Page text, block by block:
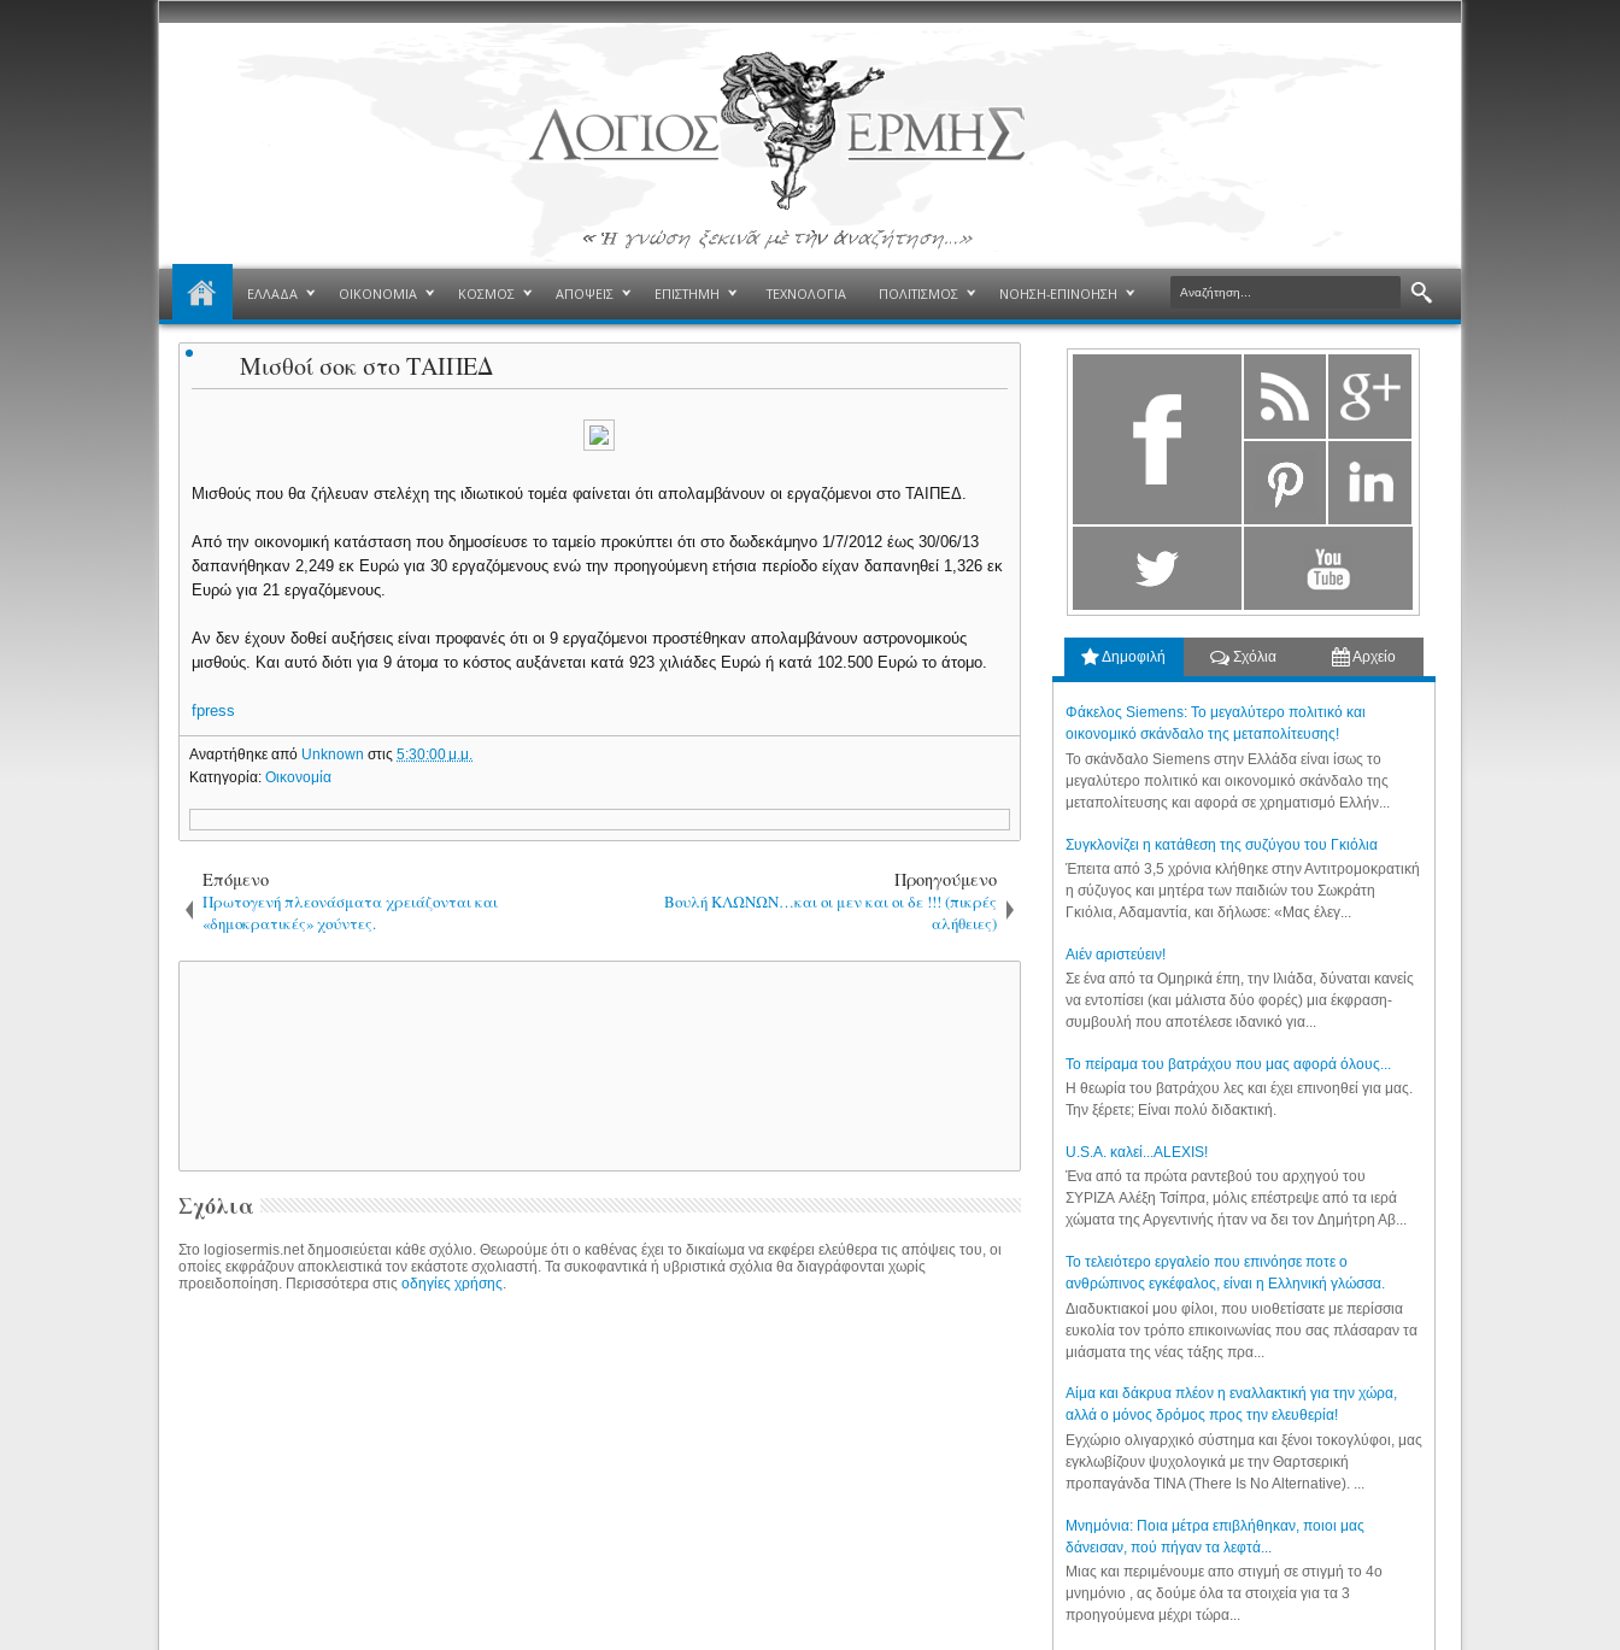
ΕΛΛΑΔΑ ΟΙΚΟΝΟΜΙΑ ΚΟΣΜΟΣ ΑΠΟΨΕΙΣ ΕΠΙΣΤΗΜΗ ΤΕΧΝΟΛΟΓΙΑ ΠΟΛΙΤΙΣΜΟΣ ΝΟΗΣΗ-ΕΠΙΝΟΗΣΗ
Μισθοί σοκ στο ΤΑΙΠΕΔ
Μισθούς που θα ζήλευαν στελέχη της ιδιωτικού τομέα φαίνεται ότι απολαμβάνουν οι εργαζόμενοι στο ΤΑΙΠΕΔ.
Από την οικονομική κατάσταση που δημοσίευσε το ταμείο προκύπτει ότι στο δωδεκάμηνο 1/7/2012 έως 30/06/13
δαπανήθηκαν 2,249 εκ Ευρώ για 30 εργαζόμενους ενώ την προηγούμενη ετήσια περίοδο είχαν δαπανηθεί 1,326 εκ
Ευρώ για 21 εργαζόμενους.
Αν δεν έχουν δοθεί αυξήσεις είναι προφανές ότι οι 9 εργαζόμενοι προστέθηκαν απολαμβάνουν αστρονομικούς
μισθούς. Και αυτό διότι για 9 άτομα το κόστος αυξάνεται κατά 923 χιλιάδες Ευρώ ή κατά 102.500 Ευρώ το άτομο.
fpress
Αναρτήθηκε από Unknownστις5:30:00 μ.μ.
Κατηγορία:Οικονομία
Επόμενο
Πρωτογενή πλεονάσματα χρειάζονται και
«δημοκρατικές» χούντες.
Προηγούμενο
Βουλή ΚΛΩΝΩΝ…και οι μεν και οι δε !!! (πικρές
αλήθειες)
Σχόλια
Στο logiosermis.net δημοσιεύεται κάθε σχόλιο. Θεωρούμε ότι ο καθένας έχει το δικαίωμα να εκφέρει ελεύθερα τις απόψεις του, οι
οποίες εκφράζουν αποκλειστικά τον εκάστοτε σχολιαστή. Τα συκοφαντικά ή υβριστικά σχόλια θα διαγράφονται χωρίς
προειδοποίηση. Περισσότερα στιςοδηγίες χρήσης
Δημοφιλή Σχόλια Αρχείο
Φάκελος Siemens: Το μεγαλύτερο πολιτικό και
οικονομικό σκάνδαλο της μεταπολίτευσης!
Το σκάνδαλο Siemens στην Ελλάδα είναι ίσως το
μεγαλύτερο πολιτικό και οικονομικό σκάνδαλο της
μεταπολίτευσης και αφορά σε χρηματισμό Ελλήν...
Συγκλονίζει η κατάθεση της συζύγου του Γκιόλια
Έπειτα από 3,5 χρόνια κλήθηκε στην Αντιτρομοκρατική
η σύζυγος και μητέρα των παιδιών του Σωκράτη
Γκιόλια, Αδαμαντία, και δήλωσε: «Μας έλεγ...
Aιέν αριστεύειν!
Σε ένα από τα Ομηρικά έπη, την Ιλιάδα, δύναται κανείς
να εντοπίσει (και μάλιστα δύο φορές) μια έκφραση-
συμβουλή που αποτέλεσε ιδανικό για...
Το πείραμα του βατράχου που μας αφορά όλους...
Η θεωρία του βατράχου λες και έχει επινοηθεί για μας.
Την ξέρετε; Είναι πολύ διδακτική.
U.S.A. καλεί...ALEXIS!
Ένα από τα πρώτα ραντεβού του αρχηγού του
ΣΥΡΙΖΑ Αλέξη Τσίπρα, μόλις επέστρεψε από τα ιερά
χώματα της Αργεντινής ήταν να δει τον Δημήτρη Αβ...
Το τελειότερο εργαλείο που επινόησε ποτε ο
ανθρώπινος εγκέφαλος, είναι η Ελληνική γλώσσα.
Διαδυκτιακοί μου φίλοι, που υιοθετίσατε με περίσσια
ευκολία τον τρόπο επικοινωνίας που σας πλάσαραν τα
μιάσματα της νέας τάξης πρα...
Αίμα και δάκρυα πλέον η εναλλακτική για την χώρα,
αλλά ο μόνος δρόμος προς την ελευθερία!
Εγχώριο ολιγαρχικό σύστημα και ξένοι τοκογλύφοι, μας
εγκλωβίζουν ψυχολογικά με την Θαρτσερική
προπαγάνδα TINA (There Is No Alternative). ...
Μνημόνια: Ποια μέτρα επιβλήθηκαν, ποιοι μας
δάνεισαν, πού πήγαν τα λεφτά...
Μιας και περιμένουμε απο στιγμή σε στιγμή το 4ο
μνημόνιο , ας δούμε όλα τα στοιχεία για τα 3
προηγούμενα μέχρι τώρα...